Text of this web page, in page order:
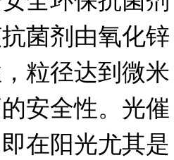
菌剂由氧化锌
粒径达到微米
安全性。光催
在阳光尤其是